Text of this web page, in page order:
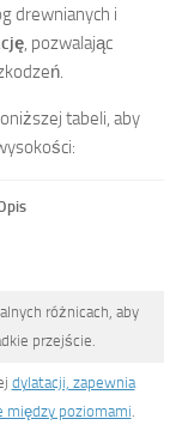
drewnianych i
, pozwalając
tabeli, aby
różnicach, aby
przejście.
dylatacji, zapewnia
między poziomami.